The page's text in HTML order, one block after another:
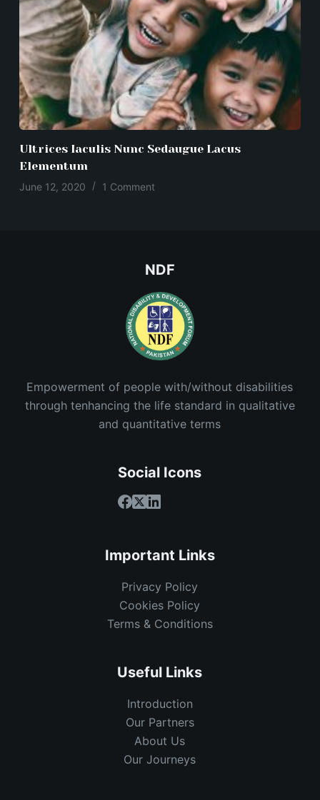
Ultrices Iaculis Nunc Sedaugue Lacus
Elementum
June 12, 2020 1 Comment
NDF
Empowerment of people with/without disabilities
through tenhancing the life standard in qualitative
and quantitative terms
Social Icons
Important Links
Privacy Policy
Cookies Policy
Terms & Conditions
Useful Links
Introduction
Our Partners
About Us
Our Journeys